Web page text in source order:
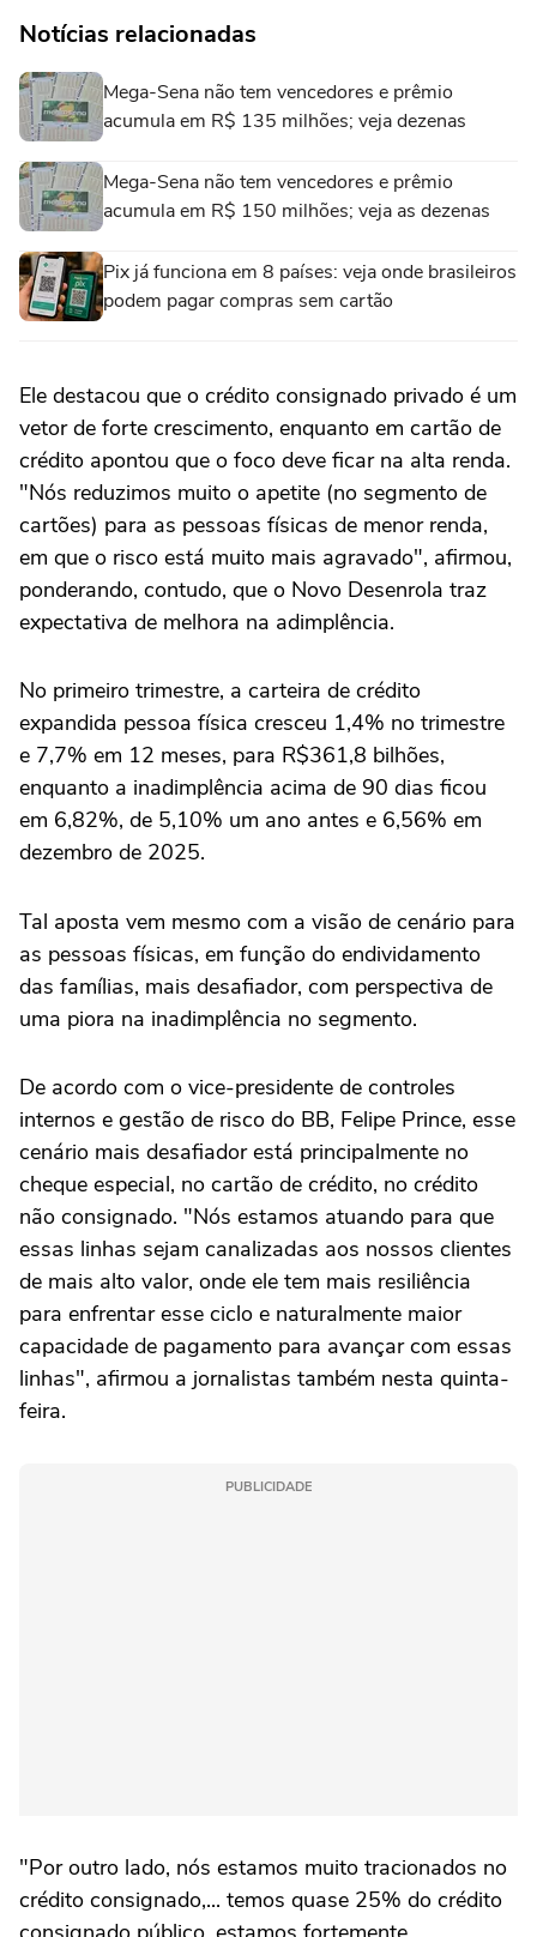
Notícias relacionadas
Mega-Sena não tem vencedores e prêmio
acumula em R$ 135 milhões; veja dezenas
Mega-Sena não tem vencedores e prêmio
acumula em R$ 150 milhões; veja as dezenas
Pix já funciona em 8 países: veja onde brasileiros
podem pagar compras sem cartão
Ele destacou que o crédito consignado privado é um
vetor de forte crescimento, enquanto em cartão de
crédito apontou que o foco deve ficar na alta renda.
"Nós reduzimos muito o apetite (no segmento de
cartões) para as pessoas físicas de menor renda,
em que o risco está muito ⁠mais agravado", afirmou,
ponderando, contudo, que o Novo Desenrola traz
expectativa de melhora na adimplência.
No primeiro trimestre, a carteira de crédito
expandida pessoa física cresceu 1,4% no trimestre
e 7,7% em 12 meses, para R$361,8 ‌bilhões,
enquanto a inadimplência acima de 90 dias ficou
em 6,82%, de 5,10% um ano antes e 6,56% em
dezembro de 2025.
Tal aposta vem mesmo com a visão de cenário para
as pessoas físicas, em função do endividamento
das famílias, mais desafiador, com perspectiva de
uma piora na inadimplência no segmento.
De acordo com o vice-presidente de controles
internos e gestão de risco do BB, Felipe Prince, esse
cenário ‌mais desafiador está principalmente no
cheque especial, no cartão de crédito, no crédito
não consignado. "Nós estamos atuando para que
essas linhas ‌sejam canalizadas aos nossos clientes
de mais alto valor, onde ele tem mais resiliência
para enfrentar esse ciclo e naturalmente maior
capacidade de pagamento para avançar com essas
linhas", afirmou a ⁠jornalistas também nesta quinta-
feira.
PUBLICIDADE
"Por outro lado, nós estamos muito tracionados no
crédito consignado,... temos quase 25% do crédito